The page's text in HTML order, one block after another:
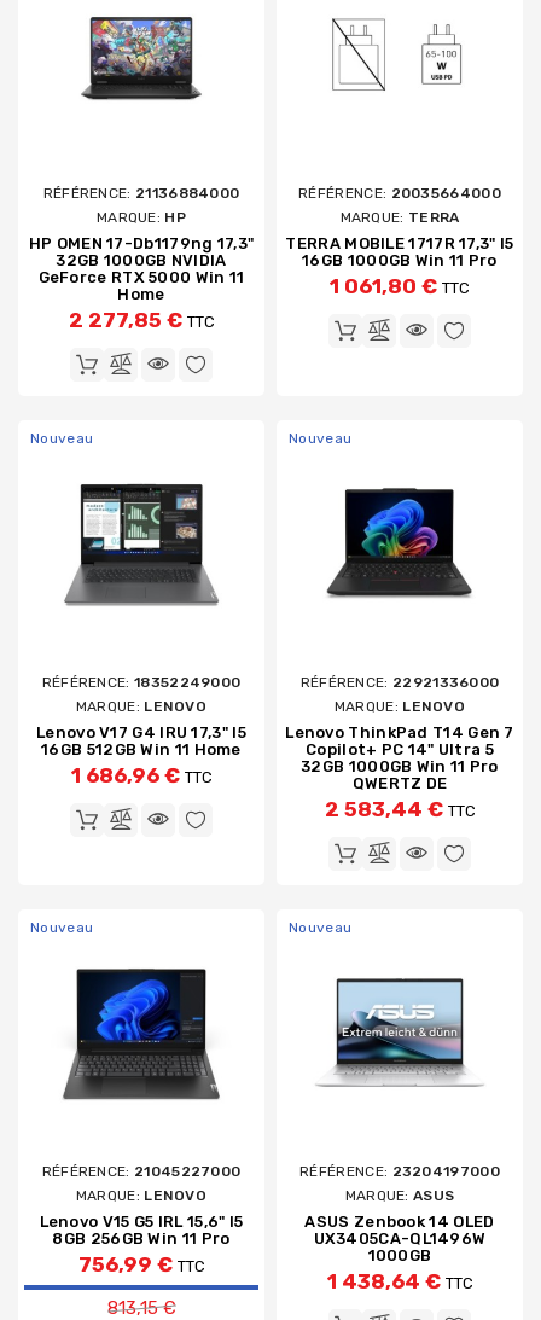
RÉFÉRENCE: 21136884000
MARQUE: HP
HP OMEN 17-Db1179ng 17,3"
32GB 1000GB NVIDIA
GeForce RTX 5000 Win 11
Home
2 277,85 € TTC
RÉFÉRENCE: 20035664000
MARQUE: TERRA
TERRA MOBILE 1717R 17,3" I5
16GB 1000GB Win 11 Pro
1 061,80 € TTC
Nouveau
RÉFÉRENCE: 18352249000
MARQUE: LENOVO
Lenovo V17 G4 IRU 17,3" I5
16GB 512GB Win 11 Home
1 686,96 € TTC
Nouveau
RÉFÉRENCE: 22921336000
MARQUE: LENOVO
Lenovo ThinkPad T14 Gen 7
Copilot+ PC 14" Ultra 5
32GB 1000GB Win 11 Pro
QWERTZ DE
2 583,44 € TTC
Nouveau
RÉFÉRENCE: 21045227000
MARQUE: LENOVO
Lenovo V15 G5 IRL 15,6" I5
8GB 256GB Win 11 Pro
756,99 € TTC
Prix de base
813,15 €
Nouveau
RÉFÉRENCE: 23204197000
MARQUE:ASUS
ASUS Zenbook 14 OLED
UX3405CA-QL1496W
1000GB
1 438,64 € TTC